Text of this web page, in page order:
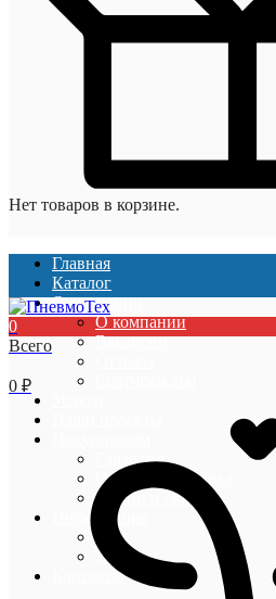
Нет товаров в корзине.
Главная
Каталог
О компании
О компании
Вакансии
Гарантии
Оплата и доставка
Акции и скидки
Информация
Блог
Новости
Контакты
0
Всего
0 ₽